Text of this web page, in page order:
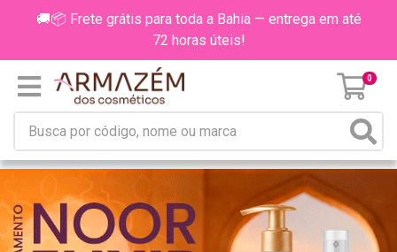
🚚📦 Frete grátis para toda a Bahia — entrega em até
72 horas úteis!
0